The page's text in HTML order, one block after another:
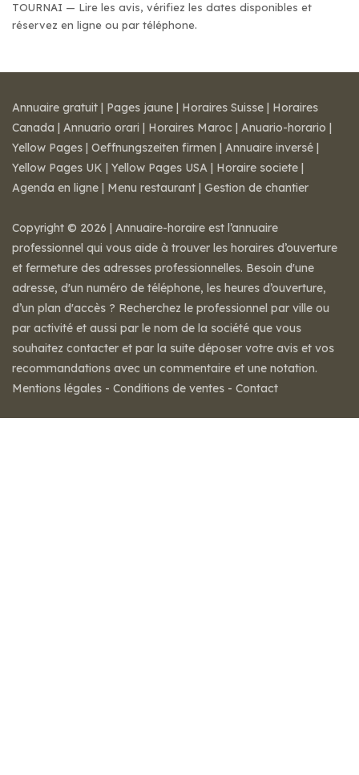
TOURNAI — Lire les avis, vérifiez les dates disponibles et
réservez en ligne ou par téléphone.
Annuaire gratuit | Pages jaune | Horaires Suisse | Horaires
Canada | Annuario orari | Horaires Maroc | Anuario-horario |
Yellow Pages | Oeffnungszeiten firmen | Annuaire inversé |
Yellow Pages UK | Yellow Pages USA | Horaire societe |
Agenda en ligne | Menu restaurant | Gestion de chantier
Copyright © 2026 | Annuaire-horaire est l’annuaire
professionnel qui vous aide à trouver les horaires d’ouverture
et fermeture des adresses professionnelles. Besoin d'une
adresse, d'un numéro de téléphone, les heures d’ouverture,
d’un plan d'accès ? Recherchez le professionnel par ville ou
par activité et aussi par le nom de la société que vous
souhaitez contacter et par la suite déposer votre avis et vos
recommandations avec un commentaire et une notation.
Mentions légales - Conditions de ventes - Contact